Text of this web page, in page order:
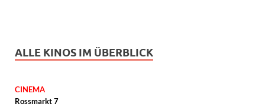
ALLE KINOS IM ÜBERBLICK
CINEMA
Rossmarkt 7